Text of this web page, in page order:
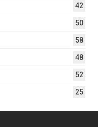
42
50
58
48
52
25